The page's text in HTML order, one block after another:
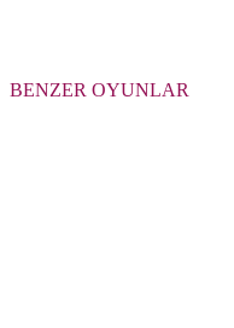
BENZER OYUNLAR